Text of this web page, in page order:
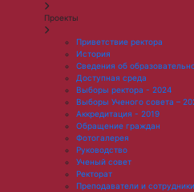
Проекты
Приветствие ректора
История
Сведения об
Доступная среда
Выборы ректора - 2024
Выборы Ученого совета –
Аккредитация - 2019
Обращение граждан
Фотогалерея
Руководство
Ученый совет
Ректорат
Преподаватели и сотрудники